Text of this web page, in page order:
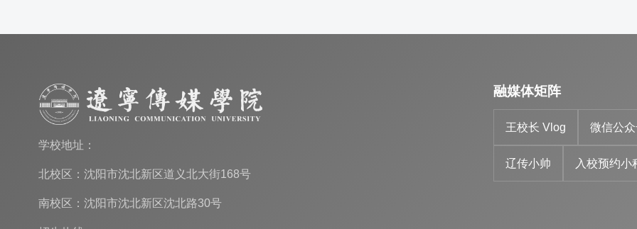
学校地址：
北校区：沈阳市沈北新区道义北大街168号
南校区：沈阳市沈北新区沈北路30号
融媒体矩阵
王校长 Vlog 微信公
辽传小帅 入校预约小